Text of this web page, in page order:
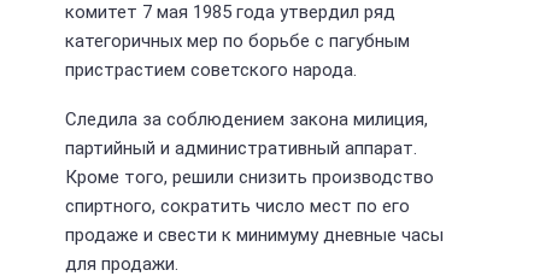
комитет 7 мая 1985 года утвердил ряд
категоричных мер по борьбе с пагубным
пристрастием советского народа.
Следила за соблюдением закона милиция,
партийный и административный аппарат.
Кроме того, решили снизить производство
спиртного, сократить число мест по его
продаже и свести к минимуму дневные часы
для продажи.